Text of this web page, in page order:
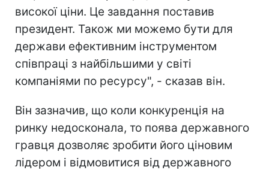
високої ціни. Це завдання поставив
президент. Також ми можемо бути для
держави ефективним інструментом
співпраці з найбільшими у світі
компаніями по ресурсу", - сказав він.
Він зазначив, що коли конкуренція на
ринку недосконала, то поява державного
гравця дозволяє зробити його ціновим
лідером і відмовитися від державного